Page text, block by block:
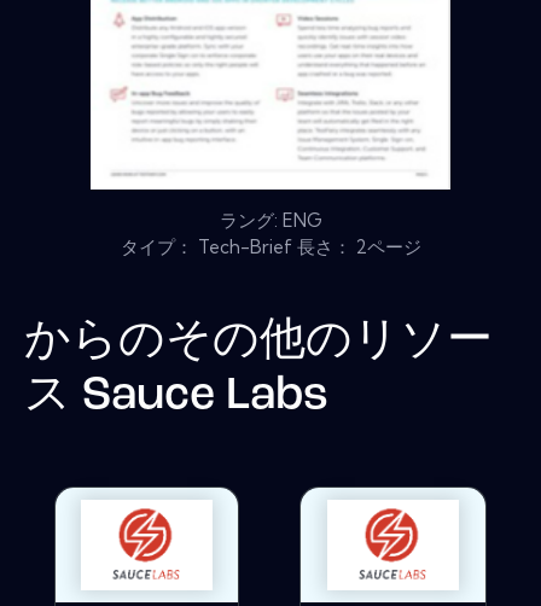
ラング: ENG
タイプ： Tech-Brief 長さ： 2ページ
からのその他のリソー
ス Sauce Labs